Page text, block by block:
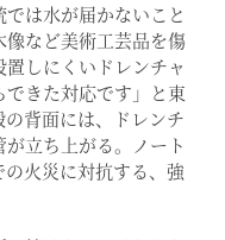
では水が届かないこと
など美術工芸品を傷
しにくいドレンチャ
きた対応です」と東
背面には、ドレンチ
立ち上がる。ノート
火災に対抗する、強